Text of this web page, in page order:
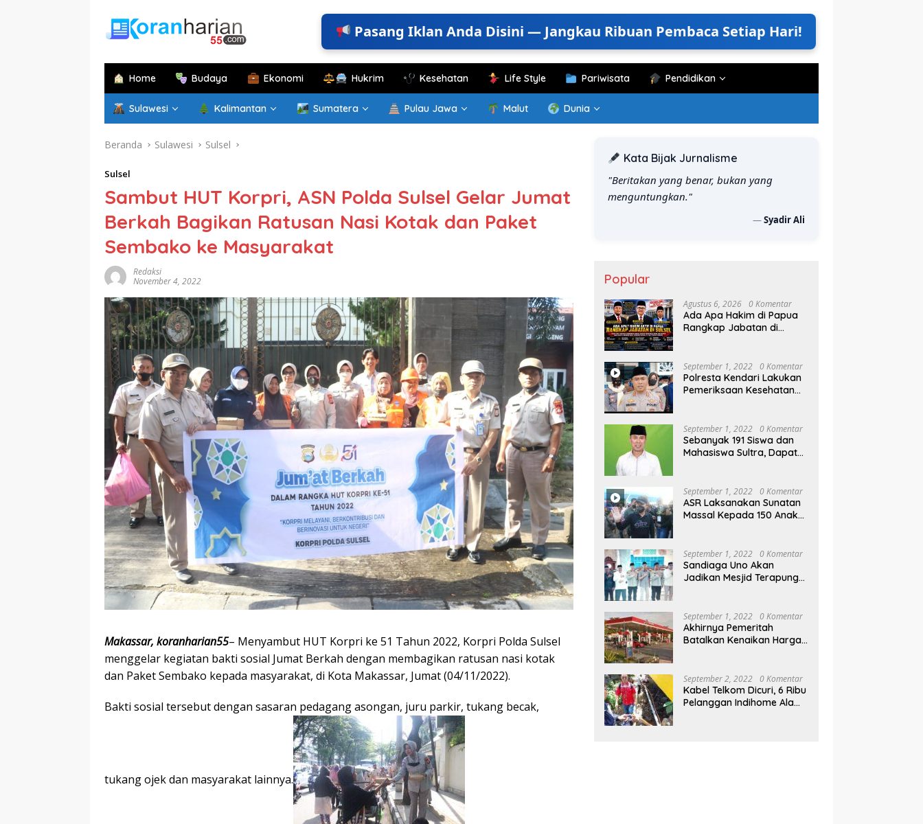
Pasang Iklan Anda Disini — Jangkau Ribuan Pembaca Setiap Hari!
Home Budaya Ekonomi Hukrim Kesehatan Life Style Pariwisata Pendidikan
Sulawesi Kalimantan Sumatera Pulau Jawa Malut Dunia
Beranda Sulawesi Sulsel
Sulsel
Sambut HUT Korpri, ASN Polda Sulsel Gelar Jumat
Berkah Bagikan Ratusan Nasi Kotak dan Paket
Sembako ke Masyarakat
Redaksi
November 4, 2022
Makassar, koranharian55– Menyambut HUT Korpri ke 51 Tahun 2022, Korpri Polda Sulsel
menggelar kegiatan bakti sosial Jumat Berkah dengan membagikan ratusan nasi kotak
dan Paket Sembako kepada masyarakat, di Kota Makassar, Jumat (04/11/2022).
Bakti sosial tersebut dengan sasaran pedagang asongan, juru parkir, tukang becak,
tukang ojek dan masyarakat lainnya.
Kata Bijak Jurnalisme
"Beritakan yang benar, bukan yang
menguntungkan."
—Syadir Ali
Popular
Agustus 6, 2026 0 Komentar
Ada Apa Hakim di Papua
Rangkap Jabatan di
PERJOSI Desak KY – MA
Turun Tangan
September 1, 2022 0 Komentar
Polresta Kendari Lakukan
Pemeriksaan Kesehatan
September 1, 2022 0 Komentar
Sebanyak 191 Siswa dan
Mahasiswa Sultra, Dapat
September 1, 2022 0 Komentar
ASR Laksanakan Sunatan
Massal Kepada 150 Anak
September 1, 2022 0 Komentar
Sandiaga Uno Akan
Jadikan Mesjid Terapung
September 1, 2022 0 Komentar
Akhirnya Pemeritah
Batalkan Kenaikan Harga
Turun , Ini Daftarnya
September 2, 2022 0 Komentar
Kabel Telkom Dicuri, 6 Ribu
Pelanggan Indihome Alami